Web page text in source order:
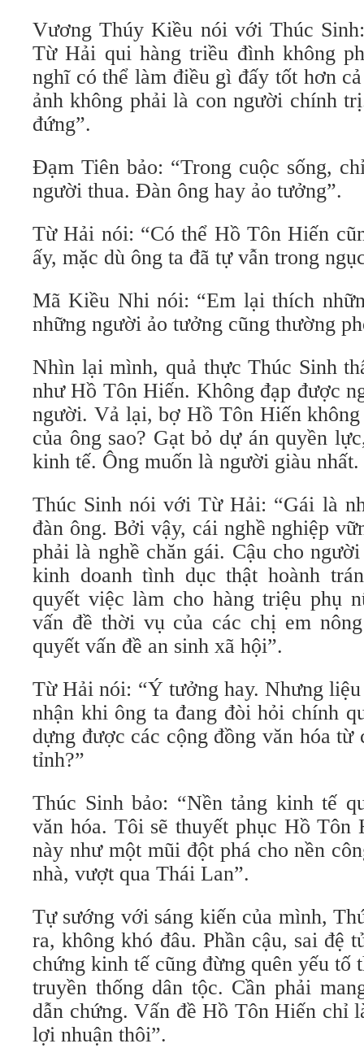
Vương Thúy Kiều nói với Thúc
Từ Hải qui hàng triều đình không
nghĩ có thể làm điều gì đấy tốt hơn
ảnh không phải là con người chính
đứng”.
Đạm Tiên bảo: “Trong cuộc sống,
người thua. Đàn ông hay ảo tưởng”.
Từ Hải nói: “Có thể Hồ Tôn Hiến
ấy, mặc dù ông ta đã tự vẫn trong
Mã Kiều Nhi nói: “Em lại thích
những người ảo tưởng cũng thường
Nhìn lại mình, quả thực Thúc Sinh
như Hồ Tôn Hiến. Không đạp được
người. Vả lại, bợ Hồ Tôn Hiến
của ông sao? Gạt bỏ dự án quyền
kinh tế. Ông muốn là người giàu nhất.
Thúc Sinh nói với Từ Hải: “Gái là
đàn ông. Bởi vậy, cái nghề nghiệp
phải là nghề chăn gái. Cậu cho
kinh doanh tình dục thật hoành
quyết việc làm cho hàng triệu phụ
vấn đề thời vụ của các chị em
quyết vấn đề an sinh xã hội”.
Từ Hải nói: “Ý tưởng hay. Nhưng
nhận khi ông ta đang đòi hỏi chính
dựng được các cộng đồng văn hóa từ
tỉnh?”
Thúc Sinh bảo: “Nền tảng kinh tế
văn hóa. Tôi sẽ thuyết phục Hồ Tôn
này như một mũi đột phá cho nền
nhà, vượt qua Thái Lan”.
Tự sướng với sáng kiến của mình,
ra, không khó đâu. Phần cậu, sai đệ
chứng kinh tế cũng đừng quên yếu tố
truyền thống dân tộc. Cần phải
dẫn chứng. Vấn đề Hồ Tôn Hiến chỉ
lợi nhuận thôi”.